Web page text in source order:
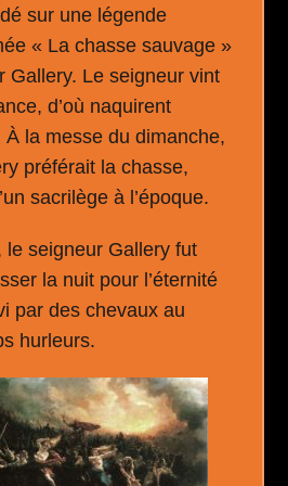
sur une légende
« La chasse sauvage »
Gallery. Le seigneur vint
d’où naquirent
la messe du dimanche,
préférait la chasse,
sacrilège à l’époque.
le seigneur Gallery fut
la nuit pour l’éternité
par des chevaux au
hurleurs.